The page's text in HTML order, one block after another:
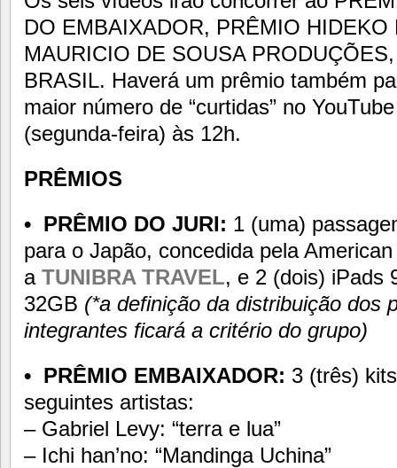
DO EMBAIXADOR, PRÊMIO
MAURICIO DE SOUSA
BRASIL. Haverá um prêmio também
maior número de “curtidas” no
(segunda-feira) às 12h.
PRÊMIOS
• PRÊMIO DO JURI: 1 (uma)
para o Japão, concedida pela
a TUNIBRA TRAVEL, e 2 (dois) iPads
32GB (*a definição da distribuição dos
integrantes ficará a critério do grupo)
• PRÊMIO EMBAIXADOR: 3 (três)
seguintes artistas:
– Gabriel Levy: “terra e lua”
– Ichi han’no: “Mandinga Uchina”